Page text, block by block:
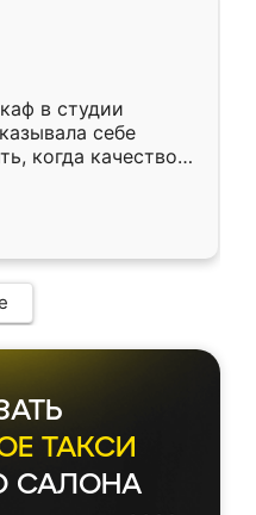
в студии
себе
когда качеством
кухня уже почти
ТАКСИ
САЛОНА